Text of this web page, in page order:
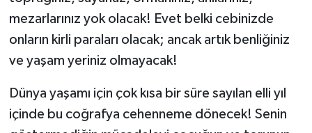
mezarlarınız yok olacak! Evet belki cebinizde
onların kirli paraları olacak; ancak artık benliğiniz
ve yaşam yeriniz olmayacak!
Dünya yaşamı için çok kısa bir süre sayılan elli yıl
içinde bu coğrafya cehenneme dönecek! Senin